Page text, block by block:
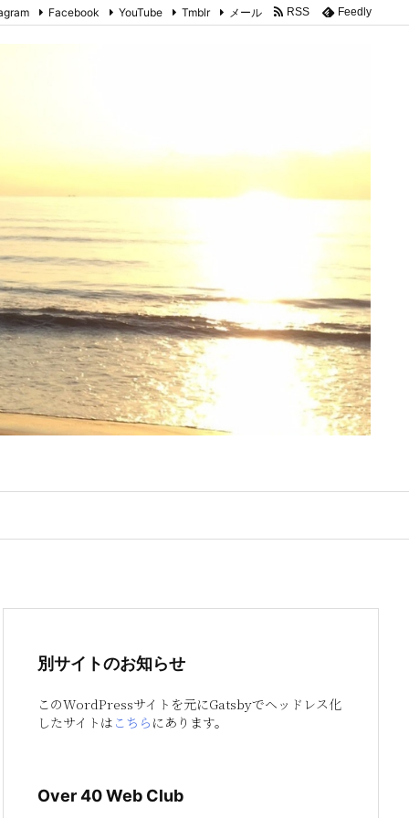
Facebook YouTube Tmblr メール RSS Feedly
別サイトのお知らせ
このWordPressサイトを元にGatsbyでヘッドレス化
したサイトは こちら にあります。
Over 40 Web Club